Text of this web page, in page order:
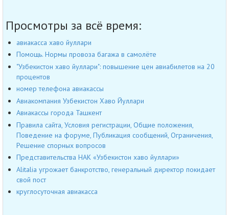
Просмотры за всё время:
авиакасса хаво йуллари
Помощь. Нормы провоза багажа в самолёте
"Узбекистон хаво йуллари": повышение цен авиабилетов на 20
процентов
номер телефона авиакассы
Авиакомпания Узбекистон Хаво Йуллари
Авиакассы города Ташкент
Правила сайта, Условия регистрации, Общие положения,
Поведение на форуме, Публикация сообщений, Ограничения,
Решение спорных вопросов
Представительства НАК «Узбекистон хаво йуллари»
Alitalia угрожает банкротство, генеральный директор покидает
свой пост
круглосуточная авиакасса